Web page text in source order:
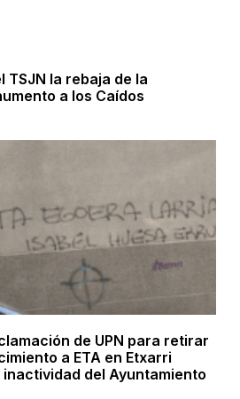
TSJN la rebaja de la
a los Caídos
de UPN para retirar
a ETA en Etxarri
del Ayuntamiento